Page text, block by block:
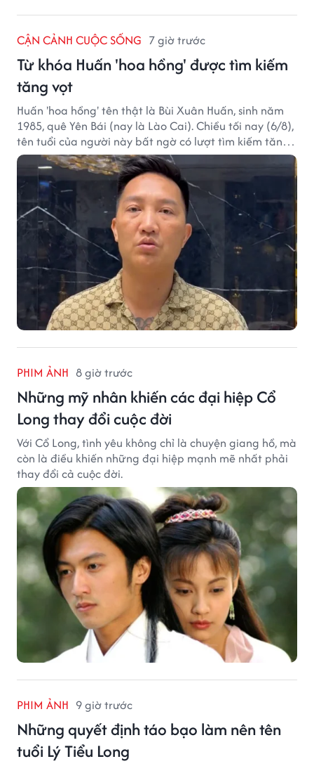
CẬN CẢNH CUỘC SỐNG 7 giờ trước
Từ khóa Huấn 'hoa hồng' được tìm kiếm
tăng vọt
Huấn 'hoa hồng' tên thật là Bùi Xuân Huấn, sinh năm
1985, quê Yên Bái (nay là Lào Cai). Chiều tối nay (6/8),
tên tuổi của người này bất ngờ có lượt tìm kiếm tăng
vọt.
PHIM ẢNH 8 giờ trước
Những mỹ nhân khiến các đại hiệp Cổ
Long thay đổi cuộc đời
Với Cổ Long, tình yêu không chỉ là chuyện giang hồ, mà
còn là điều khiến những đại hiệp mạnh mẽ nhất phải
thay đổi cả cuộc đời.
PHIM ẢNH 9 giờ trước
Những quyết định táo bạo làm nên tên
tuổi Lý Tiểu Long